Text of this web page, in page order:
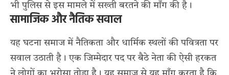
भी पुलिस से इस मामले में सख्ती बरतने की माँग की है।
सामाजिक और नैतिक सवाल
यह घटना समाज में नैतिकता और धार्मिक स्थलों की पवित्रता पर
सवाल उठाती है। एक जिम्मेदार पद पर बैठे नेता की ऐसी हरकत